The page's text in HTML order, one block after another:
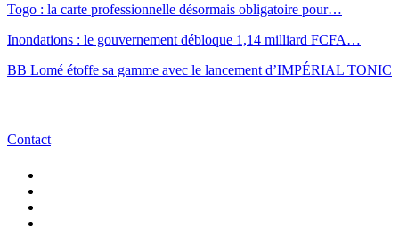
Togo : la carte professionnelle désormais obligatoire pour…
Inondations : le gouvernement débloque 1,14 milliard FCFA…
BB Lomé étoffe sa gamme avec le lancement d’IMPÉRIAL TONIC
Contact